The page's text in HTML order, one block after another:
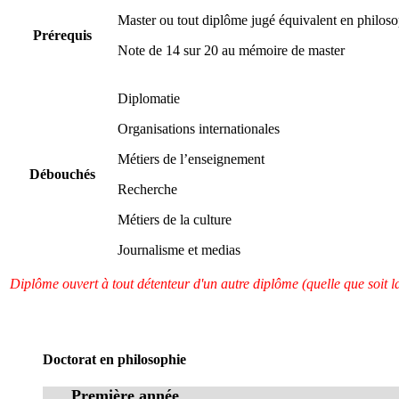
Prérequis
Master ou tout diplôme jugé équivalent en
Note de 14 sur 20 au mémoire de master
Débouchés
Diplomatie
Organisations internationales
Métiers de l’enseignement
Recherche
Métiers de la culture
Journalisme et medias
Diplôme ouvert à tout détenteur d'un autre diplôme (quelle que soit
Doctorat en philosophie
Première année